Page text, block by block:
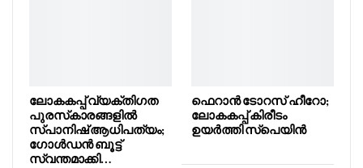
ലോകകപ്പ് വ്യക്തിഗത
പുരസ്‌കാരങ്ങളിൽ
സ്പാനിഷ് ആധിപത്യം;
ഗോൾഡൻ ബൂട്ട്
സ്വന്തമാക്കി…
ഫെറാൻ ടോറസ് ഹീറോ;
ലോകകപ്പ് കിരീടം
ഉയർത്തി സ്പെയിൻ